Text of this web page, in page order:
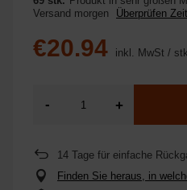
Versand morgen Überprüfen
€20.94 inkl. MwSt /
- +
14 Tage für einfache
Finden Sie heraus, in